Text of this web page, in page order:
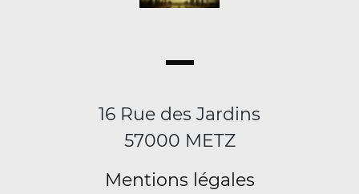
16 Rue des Jardins
57000 METZ
Mentions légales